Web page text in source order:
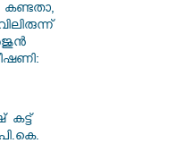
കട്ട്